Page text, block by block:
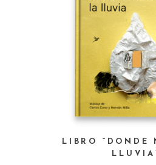
LIBRO “DONDE